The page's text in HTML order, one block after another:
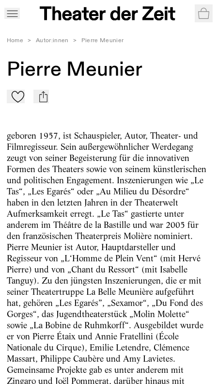
Home > Autor:innen > Pierre Meunier
Pierre Meunier
Zu Mein-TdZ hinzufügen
mail
geboren 1957, ist Schauspieler, Autor, Theater- und
Filmregisseur. Sein außergewöhnlicher Werdegang
zeugt von seiner Begeisterung für die innovativen
Formen des Theaters sowie von seinem künstlerischen
und politischen Engagement. Inszenierungen wie „Le
Tas“, „Les Egarés“ oder „Au Milieu du Désordre“
haben in den letzten Jahren in der Theaterwelt
Aufmerksamkeit erregt. „Le Tas“ gastierte unter
anderem im Théâtre de la Bastille und war 2005 für
den französischen Theaterpreis Molière nominiert.
Pierre Meunier ist Autor, Hauptdarsteller und
Regisseur von „L‘Homme de Plein Vent“ (mit Hervé
Pierre) und von „Chant du Ressort“ (mit Isabelle
Tanguy). Zu den jüngsten Inszenierungen, die er mit
seiner Theatertruppe La Belle Meunière aufgeführt
hat, gehören „Les Egarés”, „Sexamor“, „Du Fond des
Gorges“, das Jugendtheaterstück „Molin Molette“
sowie „La Bobine de Ruhmkorff“. Ausgebildet wurde
er von Pierre Étaix und Annie Fratellini (École
Nationale du Cirque), Emilie Letendre, Clémence
Massart, Philippe Caubère und Amy Lavietes.
Gemeinsame Projekte gab es unter anderem mit
Zingaro und Joël Pommerat, darüber hinaus mit